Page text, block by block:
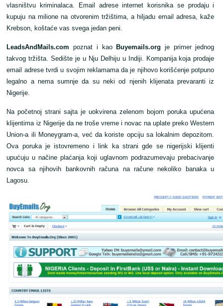
vlasništvu kriminalaca. Email adrese internet korisnika se prodaju i
kupuju na milione na otvorenim tržištima, a hiljadu email adresa, kaže
Krebson, koštaće vas svega jedan peni.
LeadsAndMails.com poznat i kao Buyemails.org je primer jednog
takvog tržišta. Sedište je u Nju Delhiju u Indiji. Kompanija koja prodaje
email adrese tvrdi u svojim reklamama da je njihovo korišćenje potpuno
legalno a nema sumnje da su neki od njenih klijenata prevaranti iz
Nigerije.
Na početnoj strani sajta je uokvirena zelenom bojom poruka upućena
klijentima iz Nigerije da ne troše vreme i novac na uplate preko Western
Union-a ili Moneygram-a, već da koriste opciju sa lokalnim depozitom.
Ova poruka je istovremeno i link ka strani gde se nigerijski klijenti
upućuju u načine plaćanja koji uglavnom podrazumevaju prebacivanje
novca sa njihovih bankovnih računa na račune nekoliko banaka u
Lagosu.